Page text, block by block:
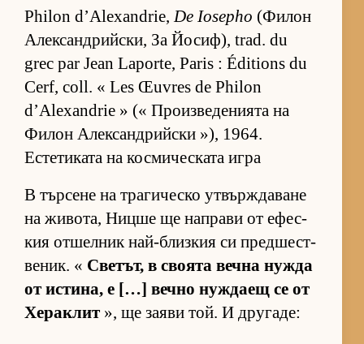
Philon d’Alexandrie,De Iosepho (Фи­лон
Алек­сан­д­рийс­ки, За Йо­сиф), trad. du
grec par Jean Laporte, Paris : Éditions du
Cerf, coll. « Les Œuvres de Philon
d’Alexandrie » (« Про­из­ве­де­ни­ята на
Фи­лон Алек­сан­д­рийски »), 1964.
Естетиката на космическата игра
В тър­сене на тра­ги­ческо ут­вър­ж­да­ване
на жи­во­та, Ницше ще нап­рави от ефес­
кия от­шел­ник най-близ­кия си пред­шес­т­
ве­ник. « Све­тът, в сво­ята вечна нужда
от ис­ти­на, е […] вечно нуж­даещ се от
Хе­рак­лит », ще за­яви той. И дру­га­де: